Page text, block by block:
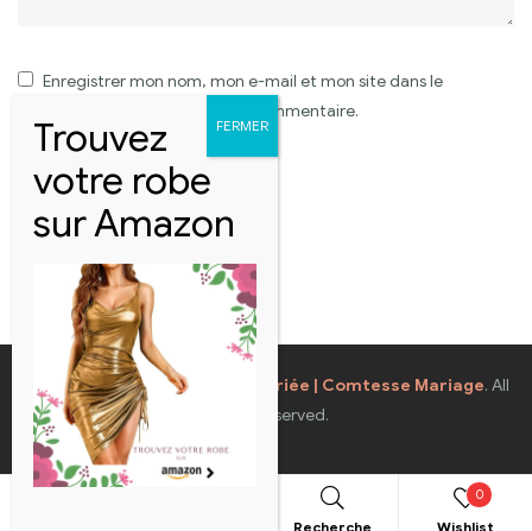
Enregistrer mon nom, mon e-mail et mon site dans le
navigateur pour mon prochain commentaire.
Coppyright © 2026Robes de Mariée | Comtesse Mariage. All
Rights Reserved.
Recherche Wishlist
0